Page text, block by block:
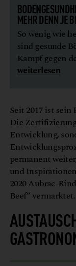
MEHR DENN JE
So wenig wie
sind gesunde
Kampf gegen
weiterlesen
Seit 2017 ist
Die
Entwicklung,
permanent
und
2020 Aubrac-
Beef“ vermarktet.